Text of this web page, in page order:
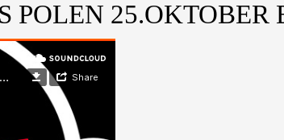
POLEN 25.OKTOBER